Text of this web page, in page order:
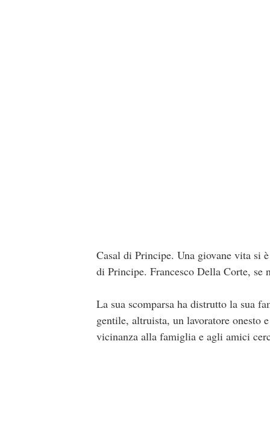
Casal di Principe. Una giovane vita si
di Principe. Francesco Della Corte, se
La sua scomparsa ha distrutto la sua
gentile, altruista, un lavoratore onesto
vicinanza alla famiglia e agli amici